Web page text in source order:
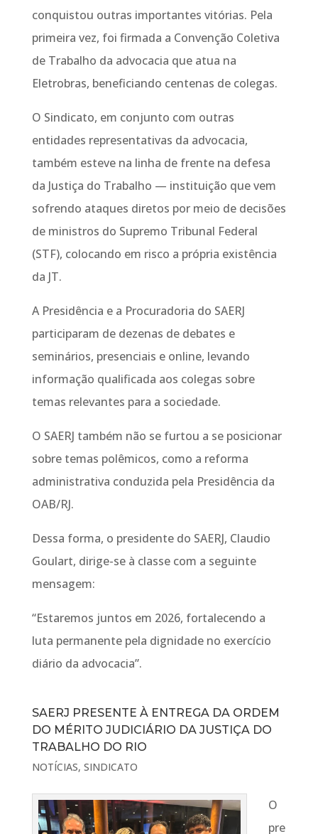
conquistou outras importantes vitórias. Pela
primeira vez, foi firmada a Convenção Coletiva
de Trabalho da advocacia que atua na
Eletrobras, beneficiando centenas de colegas.
O Sindicato, em conjunto com outras
entidades representativas da advocacia,
também esteve na linha de frente na defesa
da Justiça do Trabalho — instituição que vem
sofrendo ataques diretos por meio de decisões
de ministros do Supremo Tribunal Federal
(STF), colocando em risco a própria existência
da JT.
A Presidência e a Procuradoria do SAERJ
participaram de dezenas de debates e
seminários, presenciais e online, levando
informação qualificada aos colegas sobre
temas relevantes para a sociedade.
O SAERJ também não se furtou a se posicionar
sobre temas polêmicos, como a reforma
administrativa conduzida pela Presidência da
OAB/RJ.
Dessa forma, o presidente do SAERJ, Claudio
Goulart, dirige-se à classe com a seguinte
mensagem:
“Estaremos juntos em 2026, fortalecendo a
luta permanente pela dignidade no exercício
diário da advocacia”.
SAERJ PRESENTE À ENTREGA DA ORDEM
DO MÉRITO JUDICIÁRIO DA JUSTIÇA DO
TRABALHO DO RIO
NOTÍCIAS, SINDICATO
O
pre